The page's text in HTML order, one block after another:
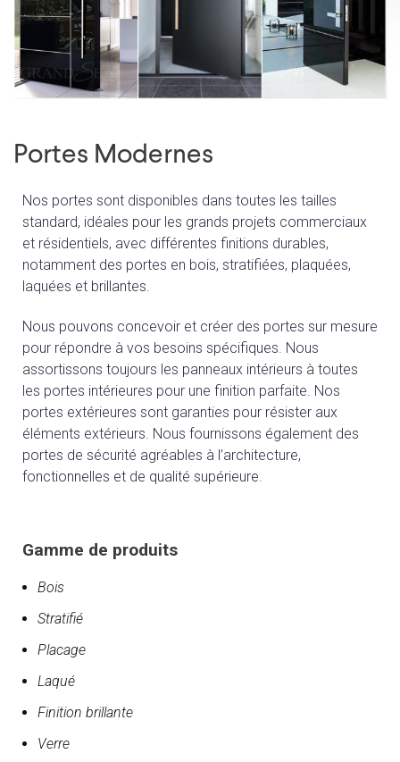
Portes Modernes
Nos portes sont disponibles dans toutes les tailles
standard, idéales pour les grands projets commerciaux
et résidentiels, avec différentes finitions durables,
notamment des portes en bois, stratifiées, plaquées,
laquées et brillantes.
Nous pouvons concevoir et créer des portes sur mesure
pour répondre à vos besoins spécifiques. Nous
assortissons toujours les panneaux intérieurs à toutes
les portes intérieures pour une finition parfaite. Nos
portes extérieures sont garanties pour résister aux
éléments extérieurs. Nous fournissons également des
portes de sécurité agréables à l’architecture,
fonctionnelles et de qualité supérieure.
Gamme de produits
Bois
Stratifié
Placage
Laqué
Finition brillante
Verre